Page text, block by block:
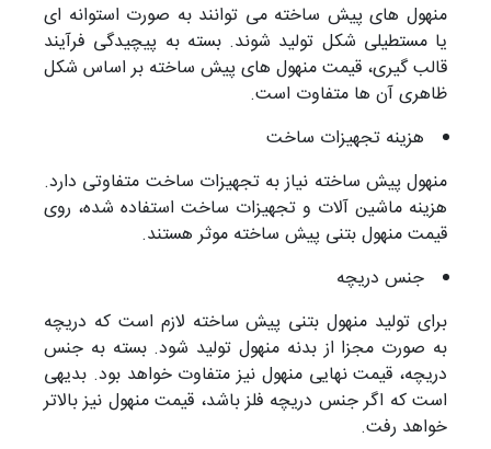
منهول های پیش ساخته می توانند به صورت استوانه ای
یا مستطیلی شکل تولید شوند. بسته به پیچیدگی فرآیند
قالب گیری، قیمت منهول های پیش ساخته بر اساس شکل
ظاهری آن ها متفاوت است.
هزینه تجهیزات ساخت
منهول پیش ساخته نیاز به تجهیزات ساخت متفاوتی دارد.
هزینه ماشین آلات و تجهیزات ساخت استفاده شده، روی
قیمت منهول بتنی پیش ساخته موثر هستند.
جنس دریچه
برای تولید منهول بتنی پیش ساخته لازم است که دریچه
به صورت مجزا از بدنه منهول تولید شود. بسته به جنس
دریچه، قیمت نهایی منهول نیز متفاوت خواهد بود. بدیهی
است که اگر جنس دریچه فلز باشد، قیمت منهول نیز بالاتر
خواهد رفت.